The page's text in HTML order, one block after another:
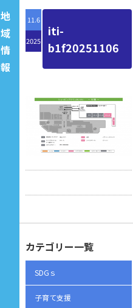
地
域
情
報
11.6
2025
iti-
b1f20251106
カテゴリー一覧
SDGｓ
子育て支援